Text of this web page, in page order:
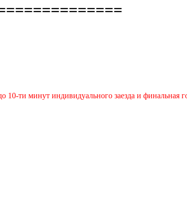
10-ти минут индивидуального заезда и финальная